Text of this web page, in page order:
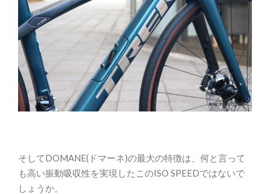
そしてDOMANE(ドマーネ)の最大の特徴は、何と言って
も高い振動吸収性を実現したこのISO SPEEDではないで
しょうか。